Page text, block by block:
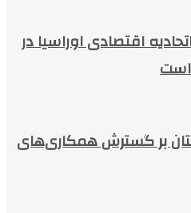
اقتصادی اوراسیا در
بر گسترش همکاری‌های